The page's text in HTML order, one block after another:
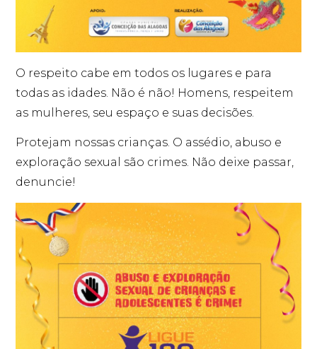
O respeito cabe em todos os lugares e para
todas as idades. Não é não! Homens, respeitem
as mulheres, seu espaço e suas decisões.
Protejam nossas crianças. O assédio, abuso e
exploração sexual são crimes. Não deixe passar,
denuncie!